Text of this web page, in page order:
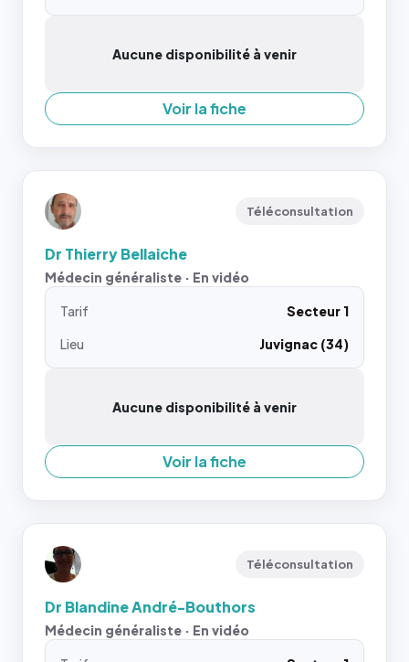
Aucune disponibilité à venir
Voir la fiche
Téléconsultation
Dr Thierry Bellaiche
Médecin généraliste · En vidéo
Tarif
Secteur 1
Lieu
Juvignac (34)
Aucune disponibilité à venir
Voir la fiche
Téléconsultation
Dr Blandine André-Bouthors
Médecin généraliste · En vidéo